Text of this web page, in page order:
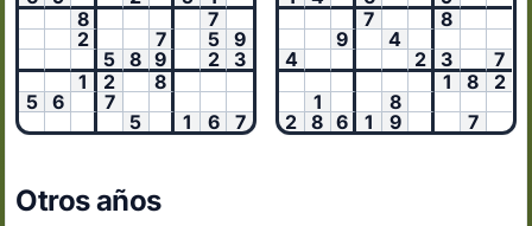
8
7
2
7 5
9
5
8 9 2
3
1
2
8
5
6
7
5
1 6 7
7
8
9
4
4
2 3
7
1
8
2
1
8
2
8 6 1 9 7
Otros años